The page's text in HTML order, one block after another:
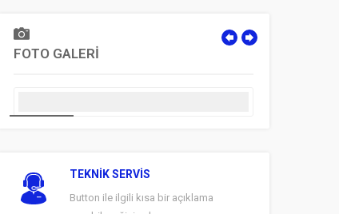
FOTO GALERİ
TEKNİK SERVİS
Button ile ilgili kısa bir açıklama